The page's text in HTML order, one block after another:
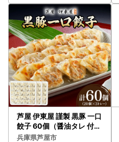
芦屋 伊東屋 謹製 黒豚 一口
餃子 60個（醤油タレ 付き
）
兵庫県芦屋市